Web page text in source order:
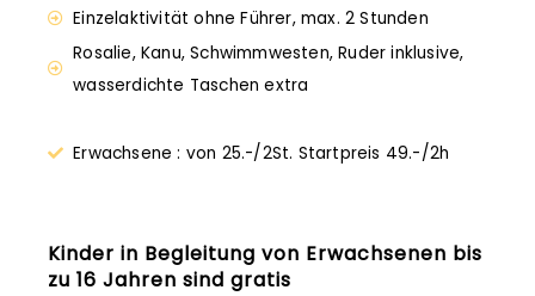
Einzelaktivität ohne Führer, max. 2 Stunden
Rosalie, Kanu, Schwimmwesten, Ruder inklusive,
wasserdichte Taschen extra
Erwachsene : von 25.-/2St. Startpreis 49.-/2h
Kinder in Begleitung von Erwachsenen bis
zu 16 Jahren sind gratis